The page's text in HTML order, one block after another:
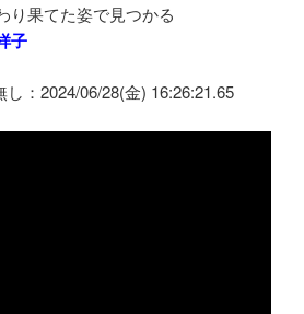
り果てた姿で見つかる
子
：2024/06/28(金) 16:26:21.65